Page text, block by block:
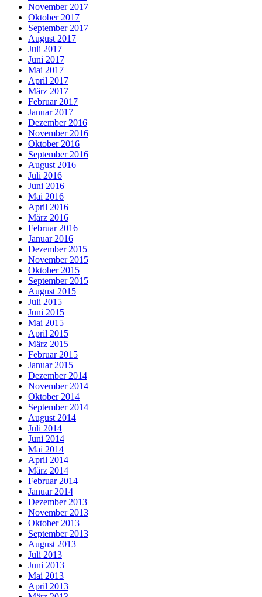
November 2017
Oktober 2017
September 2017
August 2017
Juli 2017
Juni 2017
Mai 2017
April 2017
März 2017
Februar 2017
Januar 2017
Dezember 2016
November 2016
Oktober 2016
September 2016
August 2016
Juli 2016
Juni 2016
Mai 2016
April 2016
März 2016
Februar 2016
Januar 2016
Dezember 2015
November 2015
Oktober 2015
September 2015
August 2015
Juli 2015
Juni 2015
Mai 2015
April 2015
März 2015
Februar 2015
Januar 2015
Dezember 2014
November 2014
Oktober 2014
September 2014
August 2014
Juli 2014
Juni 2014
Mai 2014
April 2014
März 2014
Februar 2014
Januar 2014
Dezember 2013
November 2013
Oktober 2013
September 2013
August 2013
Juli 2013
Juni 2013
Mai 2013
April 2013